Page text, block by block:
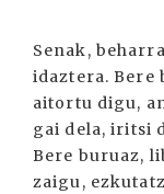
Senak,
idaztera. Bere
aitortu digu,
gai dela, iritsi
Bere buruaz,
zaigu,